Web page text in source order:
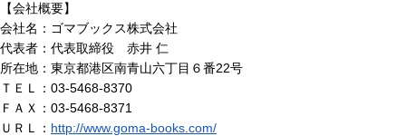
【会社概要】
会社名：ゴマブックス株式会社
代表者：代表取締役 赤井 仁
所在地：東京都港区南青山六丁目６番22号
ＴＥＬ：03-5468-8370
ＦＡＸ：03-5468-8371
ＵＲＬ： http://www.goma-books.com/